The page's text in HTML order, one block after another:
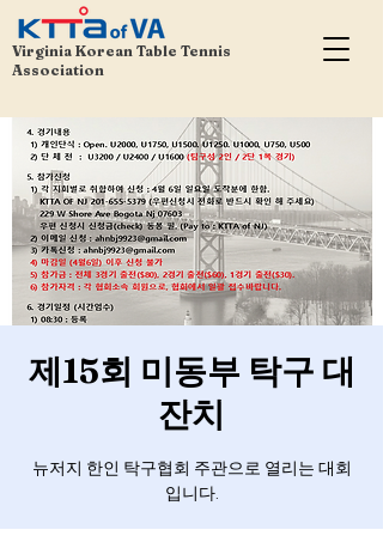
Virginia Korean Table Tennis
Association
제15회 미동부 탁구 대
잔치
뉴저지 한인 탁구협회 주관으로 열리는 대회
입니다.